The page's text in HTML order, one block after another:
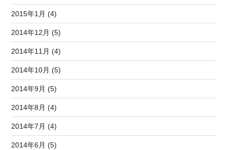
2015年1月 (4)
2014年12月 (5)
2014年11月 (4)
2014年10月 (5)
2014年9月 (5)
2014年8月 (4)
2014年7月 (4)
2014年6月 (5)